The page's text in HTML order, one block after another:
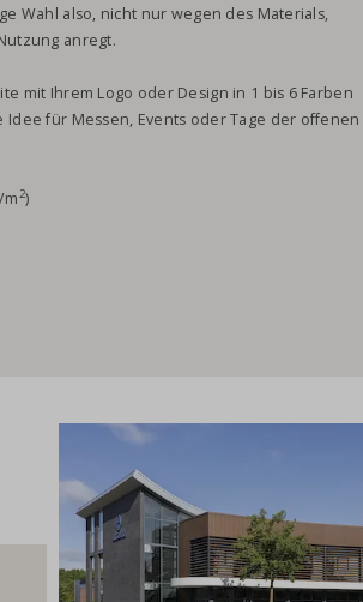
Wahl also, nicht nur wegen des Materials,
anregt.
mit Ihrem Logo oder Design in 1 bis 6 Farben
für Messen, Events oder Tage der offenen
2)